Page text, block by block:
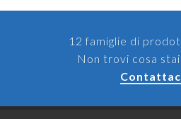
12 famiglie di
Non trovi cosa